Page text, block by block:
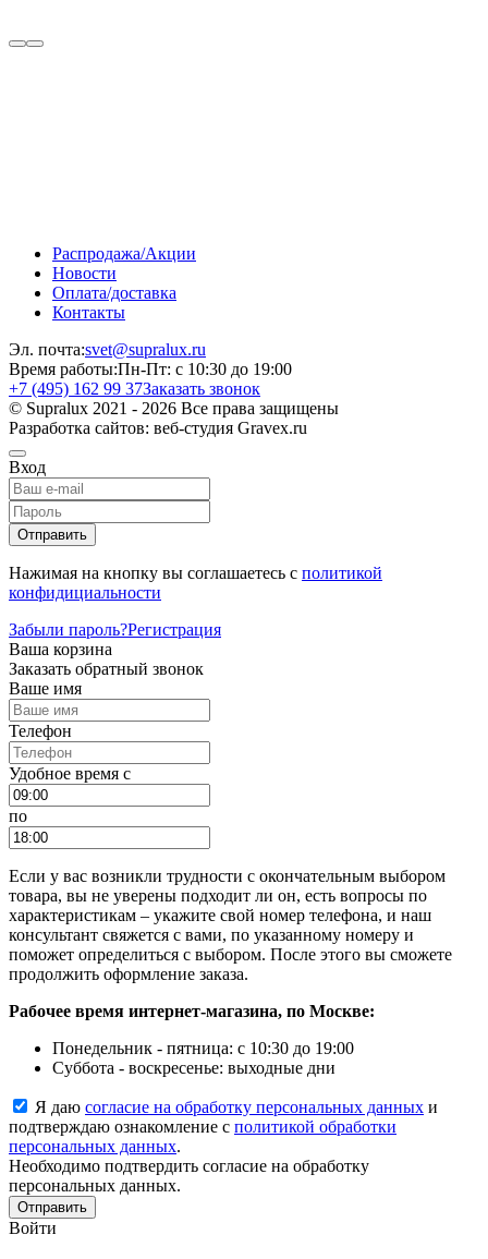
Распродажа/Акции
Новости
Оплата/доставка
Контакты
Эл. почта:svet@supralux.ru
Время работы:Пн-Пт: с 10:30 до 19:00
+7 (495) 162 99 37Заказать звонок
© Supralux 2021 - 2026 Все права защищены
Разработка сайтов: веб-студия Gravex.ru
Вход
Отправить
Нажимая на кнопку вы соглашаетесь с политикой
конфидициальности
Забыли пароль?Регистрация
Ваша корзина
Заказать обратный звонок
Ваше имя
Телефон
Удобное время c
по
Если у вас возникли трудности с окончательным выбором
товара, вы не уверены подходит ли он, есть вопросы по
характеристикам – укажите свой номер телефона, и наш
консультант свяжется с вами, по указанному номеру и
поможет определиться с выбором. После этого вы сможете
продолжить оформление заказа.
Рабочее время интернет-магазина, по Москве:
Понедельник - пятница: с 10:30 до 19:00
Суббота - воскресенье: выходные дни
Я даю согласие на обработку персональных данных и
подтверждаю ознакомление с политикой обработки
персональных данных.
Необходимо подтвердить согласие на обработку
персональных данных.
Отправить
Войти